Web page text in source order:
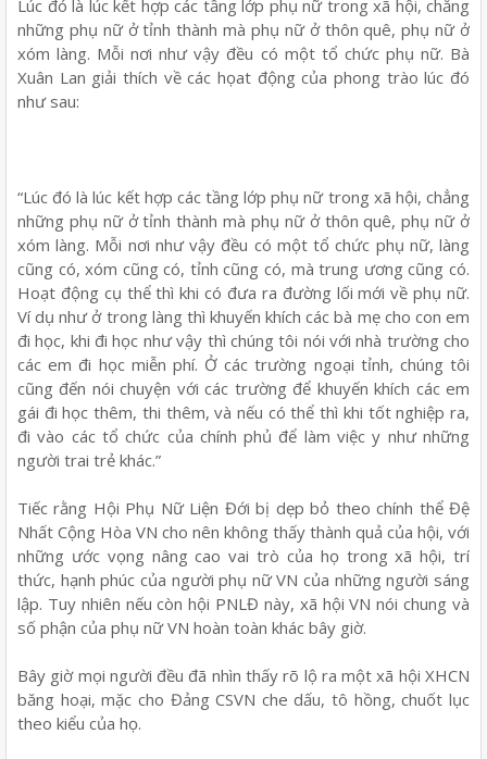
Lúc đó là lúc kết hợp các tầng lớp phụ nữ trong xã hội, chẳng
những phụ nữ ở tỉnh thành mà phụ nữ ở thôn quê, phụ nữ ở
xóm làng. Mỗi nơi như vậy đều có một tổ chức phụ nữ. Bà
Xuân Lan giải thích về các họat động của phong trào lúc đó
như sau:
“Lúc đó là lúc kết hợp các tầng lớp phụ nữ trong xã hội, chẳng
những phụ nữ ở tỉnh thành mà phụ nữ ở thôn quê, phụ nữ ở
xóm làng. Mỗi nơi như vậy đều có một tổ chức phụ nữ, làng
cũng có, xóm cũng có, tỉnh cũng có, mà trung ương cũng có.
Hoạt động cụ thể thì khi có đưa ra đường lối mới về phụ nữ.
Ví dụ như ở trong làng thì khuyến khích các bà mẹ cho con em
đi học, khi đi học như vậy thì chúng tôi nói với nhà trường cho
các em đi học miễn phí. Ở các trường ngoại tỉnh, chúng tôi
cũng đến nói chuyện với các trường để khuyến khích các em
gái đi học thêm, thi thêm, và nếu có thể thì khi tốt nghiệp ra,
đi vào các tổ chức của chính phủ để làm việc y như những
người trai trẻ khác.”
Tiếc rằng Hội Phụ Nữ Liện Đới bị dẹp bỏ theo chính thể Đệ
Nhất Cộng Hòa VN cho nên không thấy thành quả của hội, với
những ước vọng nâng cao vai trò của họ trong xã hội, trí
thức, hạnh phúc của người phụ nữ VN của những người sáng
lập. Tuy nhiên nếu còn hội PNLĐ này, xã hội VN nói chung và
số phận của phụ nữ VN hoàn toàn khác bây giờ.
Bây giờ mọi người đều đã nhìn thấy rõ lộ ra một xã hội XHCN
băng hoại, mặc cho Đảng CSVN che dấu, tô hồng, chuốt lục
theo kiểu của họ.